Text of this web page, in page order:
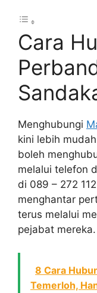
Cara
Menghubungi
kini lebih
boleh
melalui telefon
di 089 – 272
menghantar
terus melalui
pejabat mereka.
8 Cara
Temerloh,